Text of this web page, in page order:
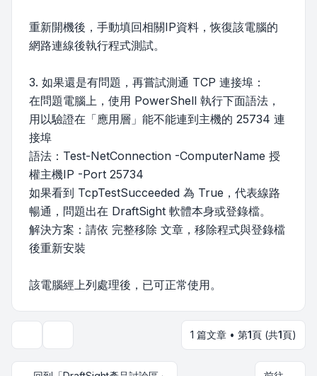
重新開機後，手動填回相關IP資料，恢復該電腦的
網路連線後執行程式測試。
3. 如果還是有問題，再嘗試測通 TCP 連接埠：
在問題電腦上，使用 PowerShell 執行下面語法，
用以驗證在「應用層」能不能連到主機的 25734 連
接埠
語法：Test-NetConnection -ComputerName 授
權主機IP -Port 25734
如果看到 TcpTestSucceeded 為 True，代表線路
暢通，問題出在 DraftSight 軟體本身或登錄檔。
解決方案：請依 完整移除 文章，移除程式與登錄檔
後重新安裝
該電腦經上列處理後，已可正常使用。
1 篇文章 • 第1頁 (共1頁)